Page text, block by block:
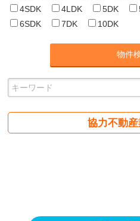
4SDK
4LDK 5DK
6SDK
7DK 10DK
協力不動